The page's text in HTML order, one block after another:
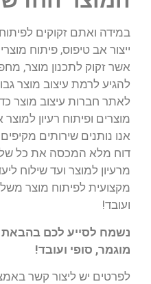
במידה ואתם זקוקים
ייצור אב טיפוס, פיתוח
אשר זקוק לתכנון מוצר,
להגיע לרמת עיצוב מוצר
לאתר חברות עיצוב מוצר
מוצרים ופיתוח רעיון
אנו נותנים שירותים
דוח מלא המכסה את כל
מרעיון למוצר ועד שילוח
מקצועית לפיתוח מוצר
ועובד!
נשמח לסייע לכם בהבאת
מוגמר, סופי ועובד!
לפרטים יש ליצור קשר